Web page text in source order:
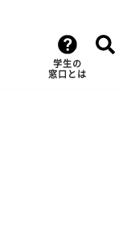
学生の
窓口とは